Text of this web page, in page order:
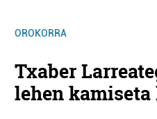
OROKORRA
Txaber
lehen